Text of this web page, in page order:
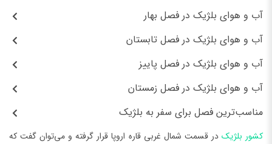
آب و هوای بلژیک در فصل بهار
آب و هوای بلژیک در فصل تابستان
آب و هوای بلژیک در فصل پاییز
آب و هوای بلژیک در فصل زمستان
مناسب‌ترین فصل برای سفر به بلژیک
کشور بلژیک در قسمت شمال غربی قاره اروپا قرار گرفته و می‌توان گفت که